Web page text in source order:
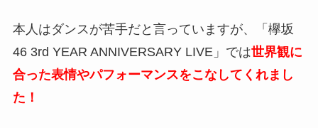
本人はダンスが苦手だと言っていますが、「欅坂
46 3rd YEAR ANNIVERSARY LIVE」では世界観に
合った表情やパフォーマンスをこなしてくれまし
た！